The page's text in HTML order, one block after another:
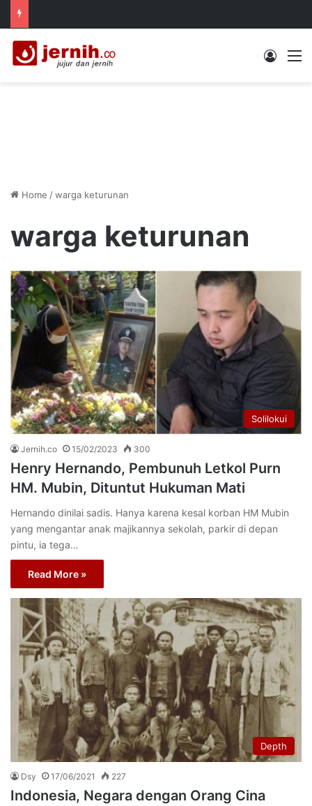
Log In
Home /warga keturunan
warga keturunan
Solilokui
Jernih.co 15/02/2023 300
Henry Hernando, Pembunuh Letkol Purn
HM. Mubin, Dituntut Hukuman Mati
Hernando dinilai sadis. Hanya karena kesal korban HM Mubin
yang mengantar anak majikannya sekolah, parkir di depan
pintu, ia tega…
Read More »
Depth
Dsy 17/06/2021 227
Indonesia, Negara dengan Orang Cina